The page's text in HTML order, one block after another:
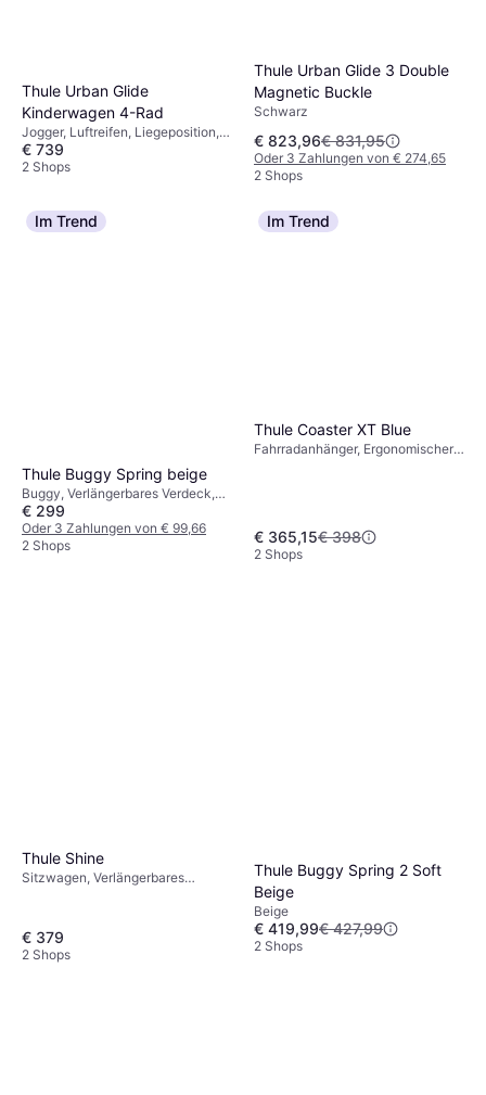
Thule Urban Glide
Kinderwagen 4-Rad
Jogger, Luftreifen, Liegeposition,
Bügel, Regenschutz, Einstellbarer
Griff, Warenkorb, Verlängerbares
€ 739
2 Shops
Thule Urban Glide 3 Double
Magnetic Buckle
Schwarz
€ 823,96€ 831,95
Oder 3 Zahlungen von € 274,65
2 Shops
Im Trend
Thule Buggy Spring beige
Buggy, Verlängerbares Verdeck,
Warenkorb, Liegeposition,
Einhandbedienung, Bügel,
Schwarz, Beige
€ 299
Oder 3 Zahlungen von € 99,66
2 Shops
Im Trend
Thule Coaster XT Blue
Fahrradanhänger, Ergonomischer
€ 365,15€ 398
2 Shops
Thule Shine
Sitzwagen, Verlängerbares
Rückenlehne, Einstellbarer Griff,
Regenschutz, Einhandbedienung,
Schwarz, Rosa, Blau, Grün, Grau
€ 379
2 Shops
Thule Buggy Spring 2 Soft
Beige
Beige
€ 419,99€ 427,99
2 Shops